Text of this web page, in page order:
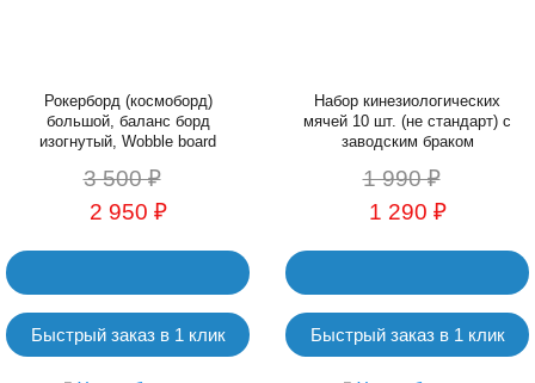
Рокерборд (космоборд)
большой, баланс борд
изогнутый, Wobble board
3 500 ₽
2 950 ₽
Быстрый заказ в 1 клик
Набор кинезиологических
мячей 10 шт. (не стандарт) с
заводским браком
1 990 ₽
1 290 ₽
Быстрый заказ в 1 клик